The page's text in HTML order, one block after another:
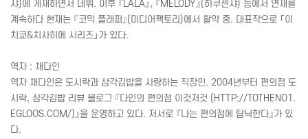
샤)에 게재하면서 데뷔. 이후 『LALA』, 『MELODY』(하쿠센샤) 등에서 연재를
계속하다 현재는 『코믹 플래퍼』(미디어팩토리)에서 활약 중. 대표작으로 「이
치쿄&치사히메 시리즈」가 있다.
역자 : 채다인
역자 채다인은 도시락과 삼각김밥을 사랑하는 직장인. 2004년부터 편의점 도
시락, 삼각김밥 리뷰 블로그 『다인의 편의점 이것저것 ( HTTP:// TOTHENO1.
EGLOOS.COM/)』을 운영하고 있다. 저서로 『나는 편의점에 탐닉한다』가 있
다.